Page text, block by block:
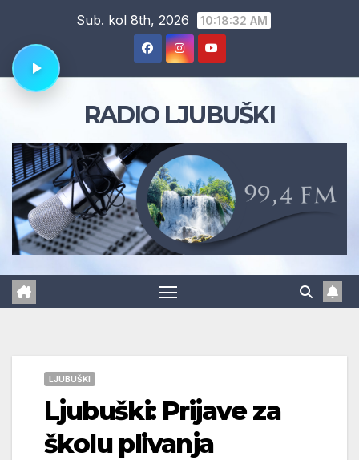
content
Sub. kol 8th, 2026 10:18:33 AM
RADIO LJUBUŠKI
LJUBUŠKI
Ljubuški: Prijave za
školu plivanja